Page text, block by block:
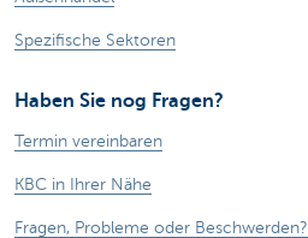
Spezifische Sektoren
Haben Sie nog Fragen?
Termin vereinbaren
KBC in Ihrer Nähe
Fragen, Probleme oder Beschwerden?